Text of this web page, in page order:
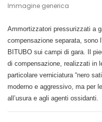
Immagine generica
Ammortizzatori pressurizzati a
compensazione separata, sono
BITUBO sui campi di gara. Il
di compensazione, realizzati in
particolare verniciatura “nero
moderno e aggressivo, ma per
all’usura e agli agenti ossidanti.